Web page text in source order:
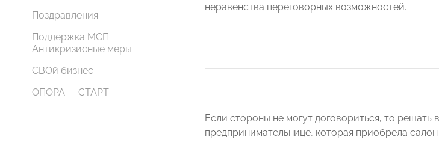
Поздравления
Поддержка МСП.
Антикризисные меры
СВОй бизнес
ОПОРА — СТАРТ
неравенства переговорных возможностей.
Если стороны не могут договориться, то решать
предпринимательнице, которая приобрела